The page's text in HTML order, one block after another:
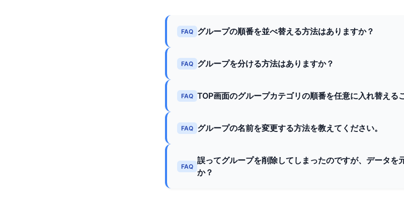
FAQ グループの順番を並べ替える方法はありますか？
FAQ グループを分ける方法はありますか？
FAQ TOP画面のグループカテゴリの順番を任意に入れ替える
FAQ グループの名前を変更する方法を教えてください。
FAQ
誤ってグループを削除してしまったのですが、データを
か？